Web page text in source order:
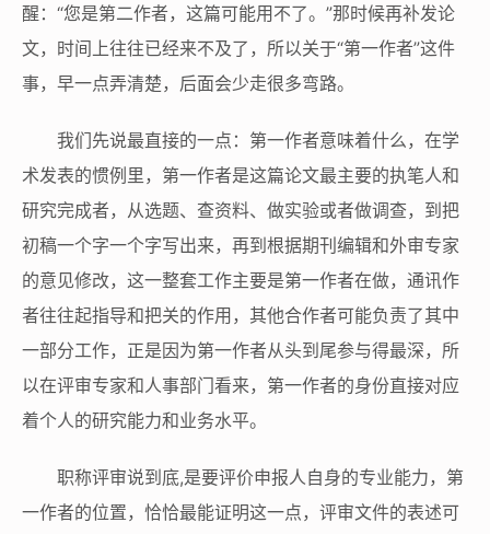
醒：“您是第二作者，这篇可能用不了。”那时候再补发论
文，时间上往往已经来不及了，所以关于“第一作者”这件
事，早一点弄清楚，后面会少走很多弯路。
我们先说最直接的一点：第一作者意味着什么，在学
术发表的惯例里，第一作者是这篇论文最主要的执笔人和
研究完成者，从选题、查资料、做实验或者做调查，到把
初稿一个字一个字写出来，再到根据期刊编辑和外审专家
的意见修改，这一整套工作主要是第一作者在做，通讯作
者往往起指导和把关的作用，其他合作者可能负责了其中
一部分工作，正是因为第一作者从头到尾参与得最深，所
以在评审专家和人事部门看来，第一作者的身份直接对应
着个人的研究能力和业务水平。
职称评审说到底,是要评价申报人自身的专业能力，第
一作者的位置，恰恰最能证明这一点，评审文件的表述可